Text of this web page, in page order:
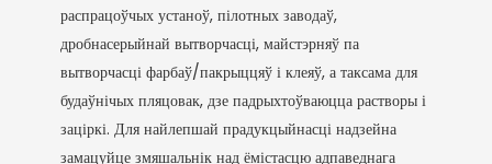
распрацоўчых устаноў, пілотных заводаў,
дробнасерыйнай вытворчасці, майстэрняў па
вытворчасці фарбаў/пакрыццяў і клеяў, а таксама для
будаўнічых пляцовак, дзе падрыхтоўваюцца растворы і
заціркі. Для найлепшай прадукцыйнасці надзейна
замацуйце змяшальнік над ёмістасцю адпаведнага